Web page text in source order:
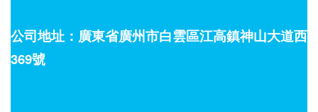
公司地址：廣東省廣州市白雲區江高鎮神山大道西
369號